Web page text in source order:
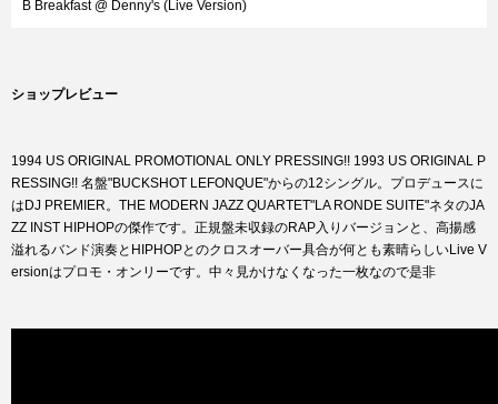
B Breakfast @ Denny's (Live Version)
ショップレビュー
1994 US ORIGINAL PROMOTIONAL ONLY PRESSING!! 1993 US ORIGINAL P
RESSING!! 名盤"BUCKSHOT LEFONQUE"からの12シングル。プロデュースに
はDJ PREMIER。THE MODERN JAZZ QUARTET"LA RONDE SUITE"ネタのJA
ZZ INST HIPHOPの傑作です。正規盤未収録のRAP入りバージョンと、高揚感
溢れるバンド演奏とHIPHOPとのクロスオーバー具合が何とも素晴らしいLive V
ersionはプロモ・オンリーです。中々見かけなくなった一枚なので是非